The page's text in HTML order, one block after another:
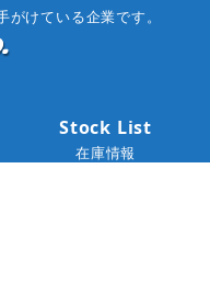
けている企業です。
Stock List
在庫情報